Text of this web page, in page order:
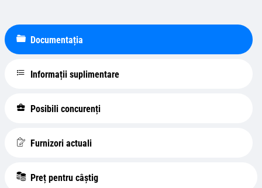
Documentația
Informații suplimentare
Posibili concurenți
Furnizori actuali
Preț pentru câștig